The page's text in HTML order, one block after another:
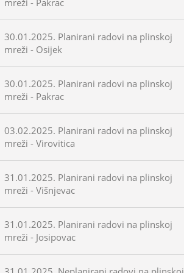
mreži - Pakrac
30.01.2025. Planirani radovi na plinskoj
mreži - Osijek
30.01.2025. Planirani radovi na plinskoj
mreži - Pakrac
03.02.2025. Planirani radovi na plinskoj
mreži - Virovitica
31.01.2025. Planirani radovi na plinskoj
mreži - Višnjevac
31.01.2025. Planirani radovi na plinskoj
mreži - Josipovac